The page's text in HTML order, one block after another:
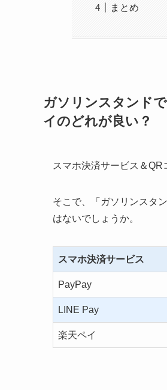
まとめ
ガソリンスタンド
イのどれが良い？
スマホ決済サービス＆QR
そこで、「ガソリンスタ
はないでしょうか。
スマホ決済サービス
PayPay
LINE Pay
楽天ペイ